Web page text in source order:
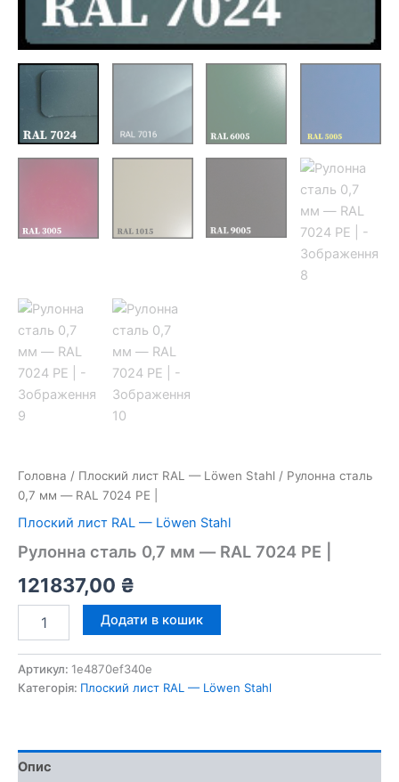
Головна / Плоский лист RAL — Löwen Stahl / Рулонна сталь
0,7 мм — RAL 7024 PE |
Плоский лист RAL — Löwen Stahl
Рулонна сталь 0,7 мм — RAL 7024 PE |
121837,00 ₴
сталь
мм
—
|
кількість
Додати в кошик
Артикул: 1e4870ef340e
Категорія: Плоский лист RAL — Löwen Stahl
Опис